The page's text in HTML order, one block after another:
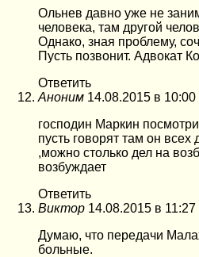
Ольнев давно уже не
человека, там другой
Однако, зная проблему,
Пусть позвонит. Адвокат
Ответить
Аноним 14.08.2015 в 10:00
господин Маркин
пусть говорят там он
,можно столько дел на
возбуждает
Ответить
Виктор 14.08.2015 в 11:27
Думаю, что передачи
больные.